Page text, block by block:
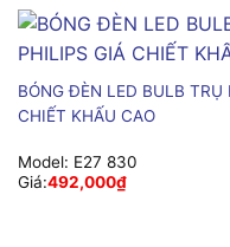
BÓNG ĐÈN LED BULB
CHIẾT KHẤU CAO
Model: E27 830
Giá:492,000₫